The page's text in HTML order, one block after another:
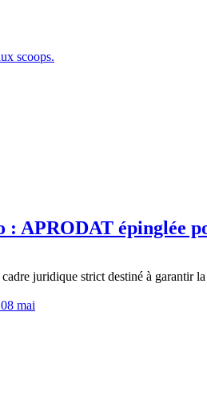
: APRODAT épinglée
juridique strict destiné à garantir